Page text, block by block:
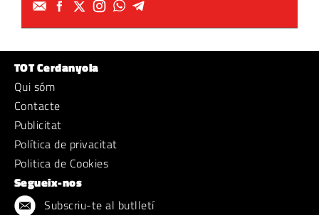
TOT Cerdanyola
Qui sóm
Contacte
Publicitat
Política de privacitat
Politica de Cookies
Segueix-nos
Subscriu-te al butlletí